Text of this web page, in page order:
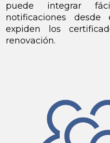
puede integrar
notificaciones
expiden los
renovación.